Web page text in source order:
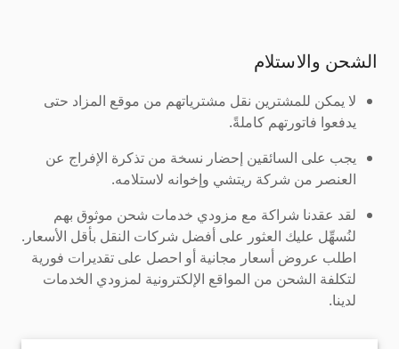
الشحن والاستلام
لا يمكن للمشترين نقل مشترياتهم من موقع المزاد حتى
يدفعوا فاتورتهم كاملةً.
يجب على السائقين إحضار نسخة من تذكرة الإفراج عن
العنصر من شركة ريتشي وإخوانه لاستلامه.
لقد عقدنا شراكة مع مزودي خدمات شحن موثوق بهم
لنُسهِّل عليك العثور على أفضل شركات النقل بأقل الأسعار.
اطلب عروض أسعار مجانية أو احصل على تقديرات فورية
لتكلفة الشحن من المواقع الإلكترونية لمزودي الخدمات
لدينا.